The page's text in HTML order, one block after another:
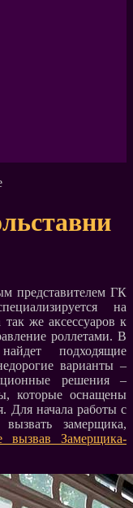
представителем ГК
на
же аксессуаров к
роллетами. В
подходящие
варианты –
решения –
которые оснащены
Для начала работы с
замерщика,
Замерщика-